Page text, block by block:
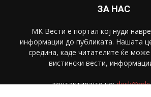
ЗА НАС
МК Вести е портал коj нуди
информации до публиката. Нашата
средина, каде читателите ќе
вистински вести,
контактирајте не: